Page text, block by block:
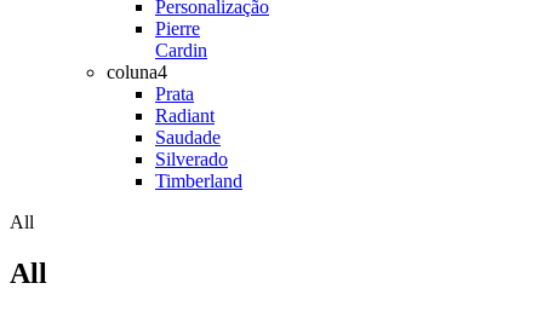
Personalização
Pierre
Cardin
coluna4
Prata
Radiant
Saudade
Silverado
Timberland
All
All